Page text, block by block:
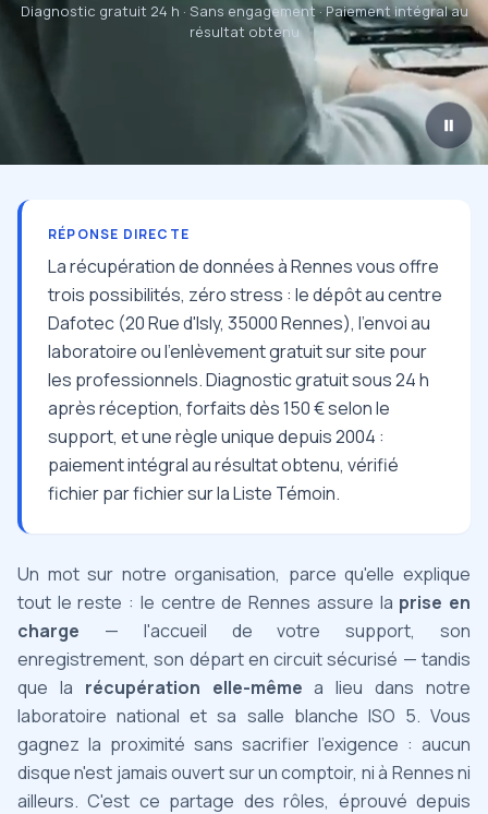
Diagnostic gratuit 24 h · Sans engagement · Paiement intégral au
résultat obtenu
RÉPONSE DIRECTE
La récupération de données à Rennes vous offre
trois possibilités, zéro stress : le dépôt au centre
Dafotec (20 Rue d'Isly, 35000 Rennes), l'envoi au
laboratoire ou l'enlèvement gratuit sur site pour
les professionnels. Diagnostic gratuit sous 24 h
après réception, forfaits dès 150 € selon le
support, et une règle unique depuis 2004 :
paiement intégral au résultat obtenu, vérifié
fichier par fichier sur la Liste Témoin.
Un mot sur notre organisation, parce qu'elle explique
tout le reste : le centre de Rennes assure la prise en
charge — l'accueil de votre support, son
enregistrement, son départ en circuit sécurisé — tandis
que la récupération elle-même a lieu dans notre
laboratoire national et sa salle blanche ISO 5. Vous
gagnez la proximité sans sacrifier l'exigence : aucun
disque n'est jamais ouvert sur un comptoir, ni à Rennes ni
ailleurs. C'est ce partage des rôles, éprouvé depuis